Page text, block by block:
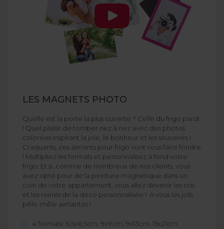
LES MAGNETS PHOTO
Quelle est la porte la plus ouverte ? Celle du frigo pardi
! Quel plaisir de tomber nez à nez avec des photos
colorées inspirant la joie, le bonheur et les souvenirs !
Craquants, ces aimants pour frigo vont vous faire fondre
! Multipliez les formats et personnalisez à fond votre
frigo. Et si, comme de nombreux de nos clients, vous
avez opté pour de la peinture magnétique dans un
coin de votre appartement, vous allez devenir les rois
et les reines de la déco personnalisée ! A vous les jolis
pêle-mêle aimantés !
4 formats: 6,5x6,5cm, 9x9cm, 9x13cm, 15x21cm